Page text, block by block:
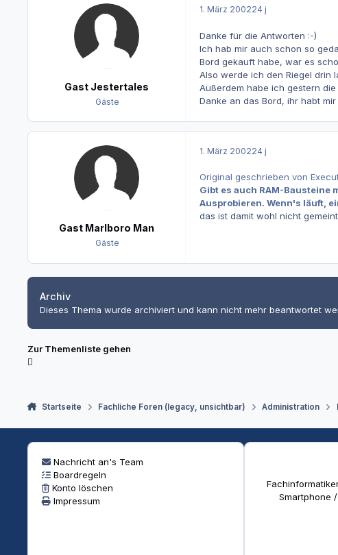
Gast Jestertales
Gäste
1. März 200224 j
Danke für die Antworten :-)
Ich hab mir auch schon so
Bord gekauft habe, war es
Also werde ich den Riegel drin
Außerdem habe ich gestern
Danke an das Bord, ihr habt
Gast Marlboro Man
Gäste
1. März 200224 j
Original geschrieben von
Gibt es auch RAM-Bausteine
Ausprobieren. Wenn's läuft,
das ist damit wohl nicht
Archiv
Dieses Thema wurde archiviert und kann nicht mehr beantwortet
Zur Themenliste gehen
Startseite Fachliche Foren (legacy, unsichtbar) Administration
Nachricht an's Team
Boardregeln
Konto löschen
Impressum
Smartphone